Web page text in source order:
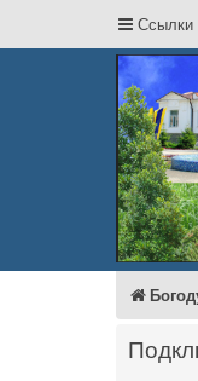
Ссылки
Регистрация
Богодухов